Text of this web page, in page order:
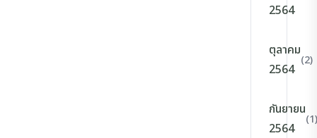
2564
ตุลาคม
2564
(2)
กันยายน
2564
(1)